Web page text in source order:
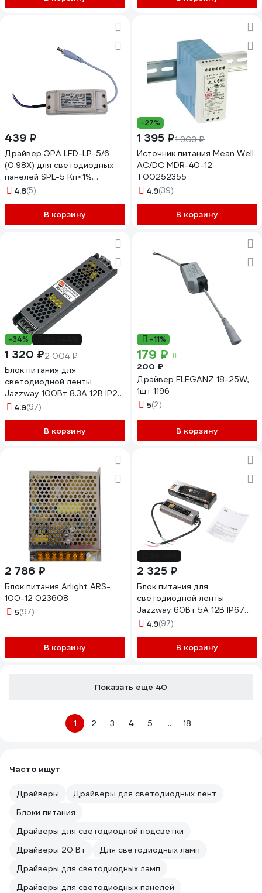
439 ₽
Драйвер ЭРА LED-LP-5/6
(0.98X) для светодиодных
панелей SPL-5 Кп<1%
PF>0,98 Б0026971
4.8(5)
В корзину
-27%
1 395 ₽1 903 ₽
Источник питания Mean Well
AC/DC MDR-40-12
Т00252355
4.9(39)
В корзину
-34%
1 320 ₽2 004 ₽
Блок питания для
светодиодной ленты
Jazzway 100Вт 8.3А 12В IP20
BSPS 1002167A
4.9(97)
В корзину
-11%
179 ₽
200 ₽
Драйвер ELEGANZ 18-25W,
1шт 1196
5(2)
В корзину
2 786 ₽
Блок питания Arlight ARS-
100-12 023608
5(97)
В корзину
2 325 ₽
Блок питания для
светодиодной ленты
Jazzway 60Вт 5А 12В IP67
BSPS влагозащитный
4.9(97)
В корзину
Показать еще 40
1 2 3 4 5 ... 18
Часто ищут
Драйверы
Драйверы для светодиодных лент
Блоки питания
Драйверы для светодиодной подсветки
Драйверы 20 Вт
Для светодиодных ламп
Драйверы для светодиодных ламп
Драйверы для светодиодных панелей